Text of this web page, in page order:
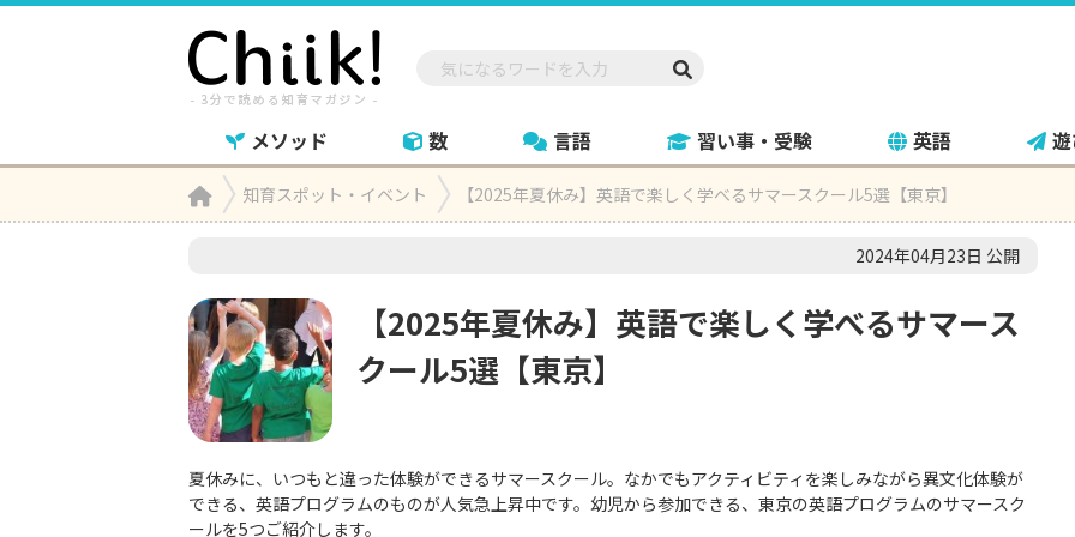
メソッド 数 言語 習い事・受験 英語
Home知育スポット・イベント 【2025年夏休み】英語で楽しく学べるサマースクール5選【東京】
2024年04月23日 公開
【2025年夏休み】英語で楽しく学べるサマース
クール5選【東京】
夏休みに、いつもと違った体験ができるサマースクール。なかでもアクティビティを楽しみながら異文化体験が
できる、英語プログラムのものが人気急上昇中です。幼児から参加できる、東京の英語プログラムのサマースク
ールを5つご紹介します。